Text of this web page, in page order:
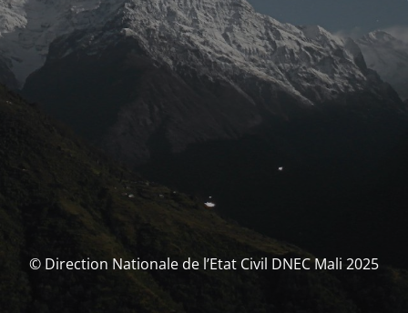
© Direction Nationale de l’Etat Civil DNEC Mali 2025